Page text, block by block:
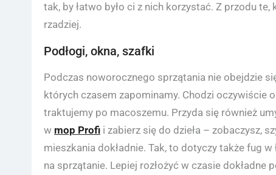
tak, by łatwo było ci z nich korzystać. Z przodu
rzadziej.
Podłogi, okna, szafki
Podczas noworocznego sprzątania nie obejdzie
których czasem zapominamy. Chodzi oczywiście
traktujemy po macoszemu. Przyda się również
w mop Profi i zabierz się do dzieła – zobaczysz,
mieszkania dokładnie. Tak, to dotyczy także fug
na sprzątanie. Lepiej rozłożyć w czasie dokładne